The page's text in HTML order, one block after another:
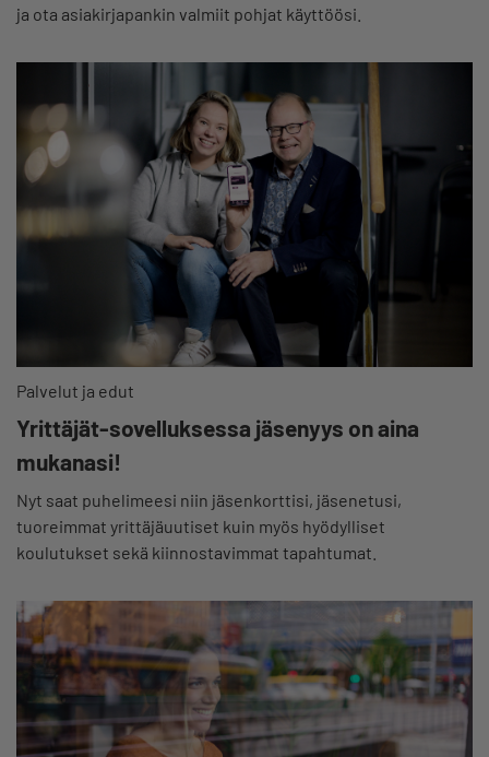
ja ota asiakirjapankin valmiit pohjat käyttöösi.
Palvelut ja edut
Yrittäjät-sovelluksessa jäsenyys on aina
mukanasi!
Nyt saat puhelimeesi niin jäsenkorttisi, jäsenetusi,
tuoreimmat yrittäjäuutiset kuin myös hyödylliset
koulutukset sekä kiinnostavimmat tapahtumat.